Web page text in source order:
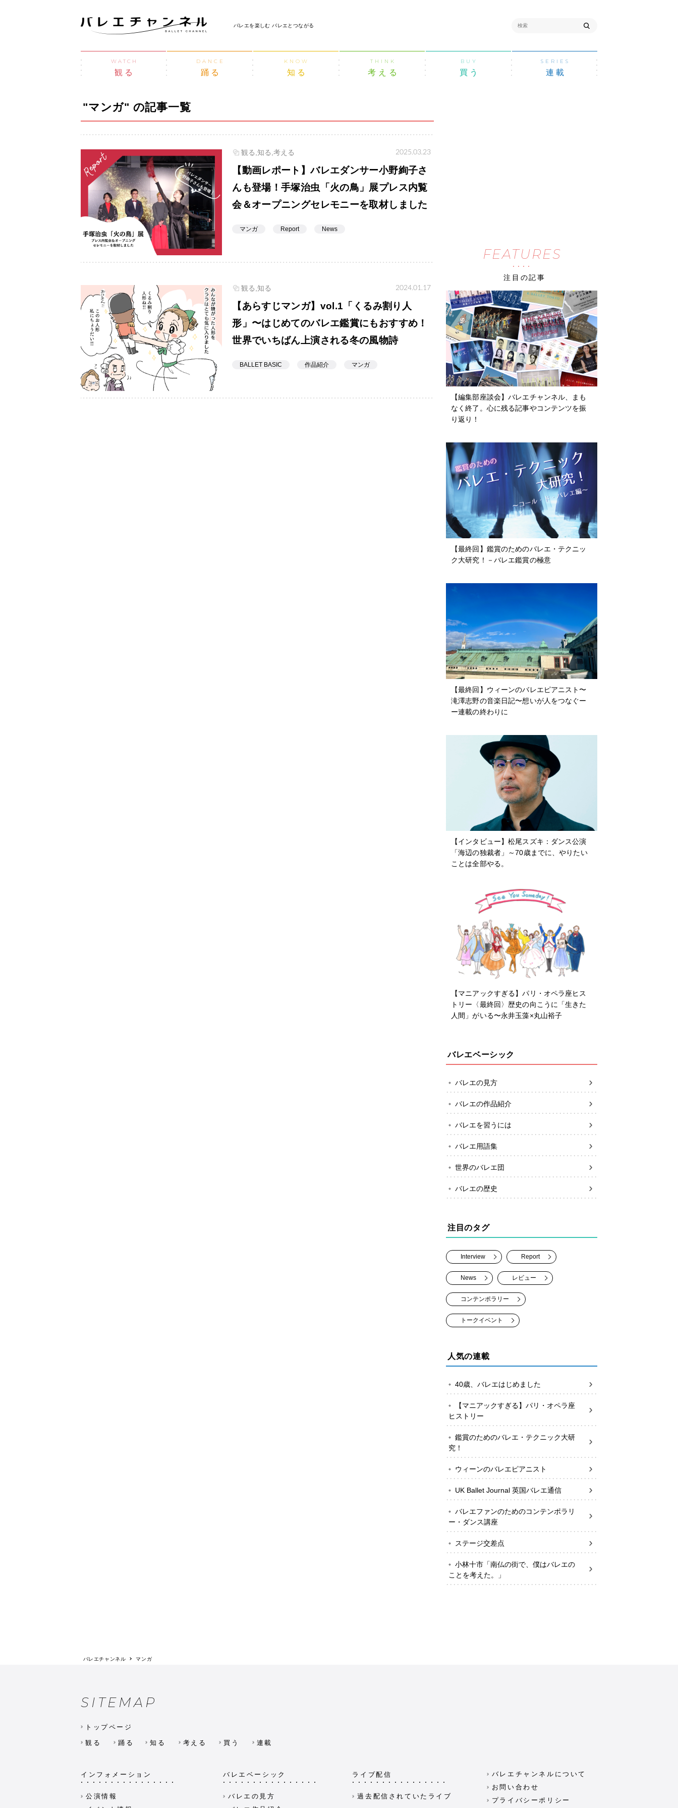
バレエを楽しむ バレエとつながる
WATCH
観る
DANCE
踊る
KNOW
知る
THINK
考える
BUY
買う
SERIES
連載
"マンガ" の記事一覧
観る,知る,考える 2025.03.23
【動画レポート】バレエダンサー小野絢子さ
んも登場！手塚治虫「火の鳥」展プレス内覧
会＆オープニングセレモニーを取材しました
マンガ Report News
観る,知る 2024.01.17
【あらすじマンガ】vol.1「くるみ割り人
形」〜はじめてのバレエ鑑賞にもおすすめ！
世界でいちばん上演される冬の風物詩
BALLET BASIC 作品紹介 マンガ
FEATURES
注目の記事
【編集部座談会】バレエチャンネル、まも
なく終了。心に残る記事やコンテンツを振
り返り！
【最終回】鑑賞のためのバレエ・テクニッ
ク大研究！－バレエ鑑賞の極意
【最終回】ウィーンのバレエピアニスト〜
滝澤志野の音楽日記〜想いが人をつなぐー
ー連載の終わりに
【インタビュー】松尾スズキ：ダンス公演
「海辺の独裁者」～70歳までに、やりたい
ことは全部やる。
【マニアックすぎる】パリ・オペラ座ヒス
トリー〈最終回〉歴史の向こうに「生きた
人間」がいる〜永井玉藻×丸山裕子
バレエベーシック
バレエの見方
バレエの作品紹介
バレエを習うには
バレエ用語集
世界のバレエ団
バレエの歴史
注目のタグ
Interview Report
News レビュー
コンテンポラリー
トークイベント
人気の連載
40歳、バレエはじめました
【マニアックすぎる】パリ・オペラ座
ヒストリー
鑑賞のためのバレエ・テクニック大研
究！
ウィーンのバレエピアニスト
UK Ballet Journal 英国バレエ通信
バレエファンのためのコンテンポラリ
ー・ダンス講座
ステージ交差点
小林十市「南仏の街で、僕はバレエの
ことを考えた。」
バレエチャンネル マンガ
SITEMAP
トップページ
観る 踊る 知る 考える 買う 連載
インフォメーション
公演情報
バレエベーシック
バレエの見方
ライブ配信
過去配信されていたライブ
バレエチャンネルについて
お問い合わせ
プライバシーポリシー